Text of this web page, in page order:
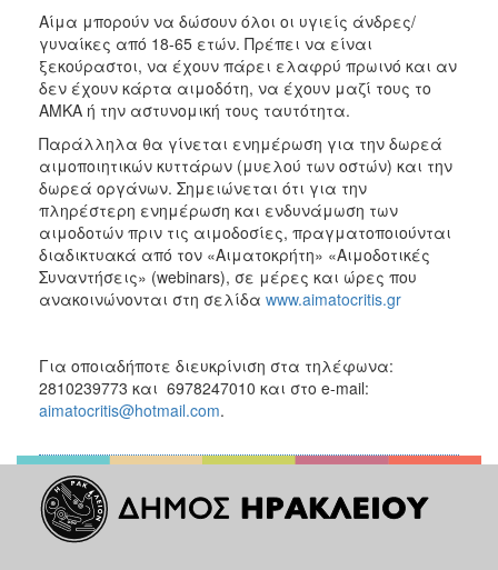
Αίμα μπορούν να δώσουν όλοι οι υγιείς άνδρες/
γυναίκες από 18-65 ετών. Πρέπει να είναι
ξεκούραστοι, να έχουν πάρει ελαφρύ πρωινό και αν
δεν έχουν κάρτα αιμοδότη, να έχουν μαζί τους το
ΑΜΚΑ ή την αστυνομική τους ταυτότητα.
Παράλληλα θα γίνεται ενημέρωση για την δωρεά
αιμοποιητικών κυττάρων (μυελού των οστών) και την
δωρεά οργάνων. Σημειώνεται ότι για την
πληρέστερη ενημέρωση και ενδυνάμωση των
αιμοδοτών πριν τις αιμοδοσίες, πραγματοποιούνται
διαδικτυακά από τον «Αιματοκρήτη» «Αιμοδοτικές
Συναντήσεις» (webinars), σε μέρες και ώρες που
ανακοινώνονται στη σελίδα www.aimatocritis.gr
Για οποιαδήποτε διευκρίνιση στα τηλέφωνα:
2810239773 και 6978247010 και στο e-mail:
aimatocritis@hotmail.com.